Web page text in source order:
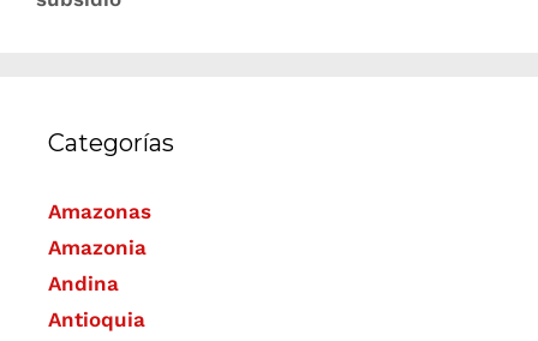
Categorías
Amazonas
Amazonia
Andina
Antioquia